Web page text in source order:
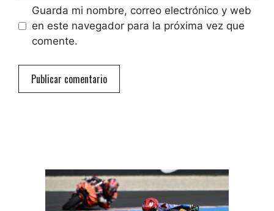
Guarda mi nombre, correo electrónico y web
en este navegador para la próxima vez que
comente.